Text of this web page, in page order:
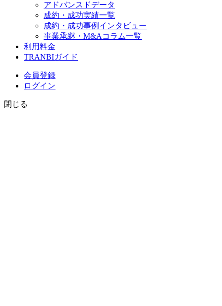
アドバンスドデータ
成約・成功実績一覧
成約・成功事例インタビュー
事業承継・M&Aコラム一覧
利用料金
TRANBIガイド
会員登録
ログイン
閉じる